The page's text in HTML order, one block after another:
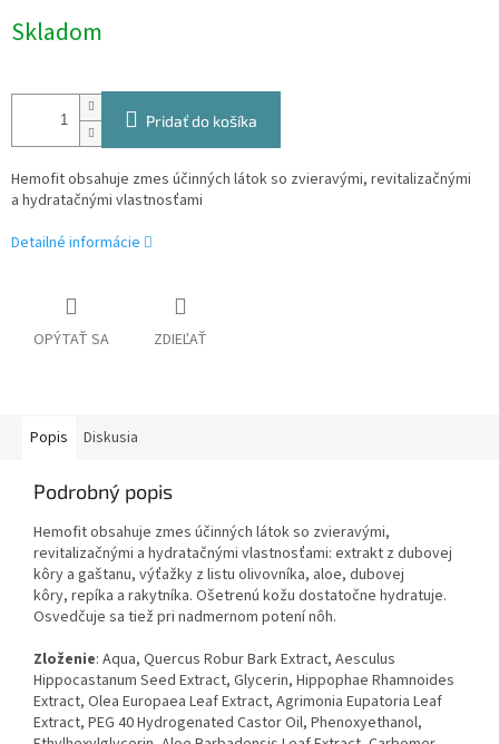
cena:
Pridať do košíka
Hemofit obsahuje zmes účinných látok so zvieravými, revitalizačnými
a hydratačnými vlastnosťami
Detailné informácie
OPÝTAŤ SA ZDIEĽAŤ
Popis Diskusia
Podrobný popis
Hemofit obsahuje zmes účinných látok so zvieravými,
revitalizačnými a hydratačnými vlastnosťami: extrakt z dubovej
kôry a gaštanu, výťažky z listu olivovníka, aloe, dubovej
kôry, repíka a rakytníka. Ošetrenú kožu dostatočne hydratuje.
Osvedčuje sa tiež pri nadmernom potení nôh.
Zloženie: Aqua, Quercus Robur Bark Extract, Aesculus
Hippocastanum Seed Extract, Glycerin, Hippophae Rhamnoides
Extract, Olea Europaea Leaf Extract, Agrimonia Eupatoria Leaf
Extract, PEG 40 Hydrogenated Castor Oil, Phenoxyethanol,